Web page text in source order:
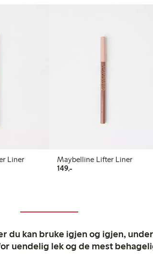
Liner
Maybelline Lifter Liner
149,-149,00 kr
du kan bruke igjen og igjen,
uendelig lek og de mest